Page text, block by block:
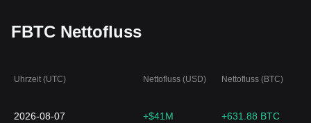
FBTC Nettofluss
Uhrzeit (UTC) Nettofluss (USD) Nettofluss (BTC)
2026-08-07 +$41M +631.88 BTC